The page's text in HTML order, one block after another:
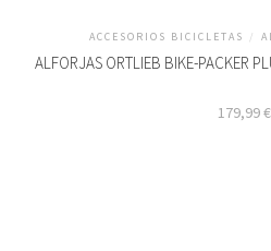
ACCESORIOS BICICLETAS /
ALFORJAS ORTLIEB BIKE-PACKER
179,99€